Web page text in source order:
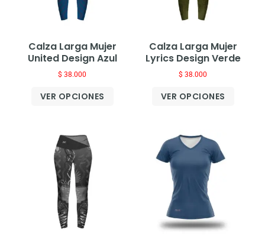
Calza Larga Mujer
United Design Azul
$ 38.000
VER OPCIONES
Calza Larga Mujer
Lyrics Design Verde
$ 38.000
VER OPCIONES